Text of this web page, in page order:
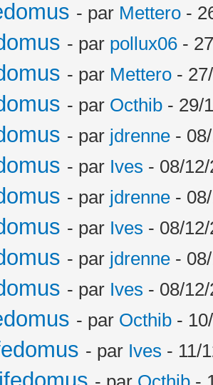
- par Mettero -
- par pollux06 -
- par Mettero -
- par Octhib - 29/
- par jdrenne -
- par Ives - 08/
- par jdrenne -
- par Ives - 08/
- par jdrenne -
- par Ives - 08/
- par Octhib -
- par Ives - 11/